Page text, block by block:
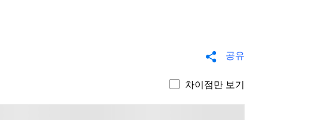
공유
차이점만 보기